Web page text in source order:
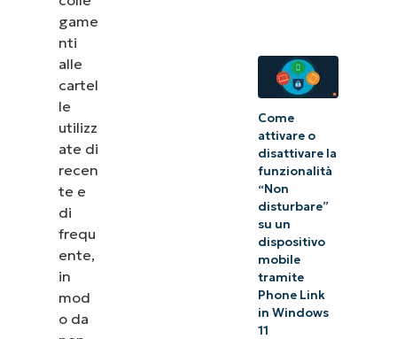
game
nti
alle
cartel
le
utilizz
ate di
recen
te e
di
frequ
ente,
in
mod
o da
Come
attivare o
disattivare la
funzionalità
“Non
disturbare”
su un
dispositivo
mobile
tramite
Phone Link
in Windows
11